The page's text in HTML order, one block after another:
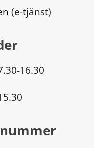
(e-tjänst)
16.30